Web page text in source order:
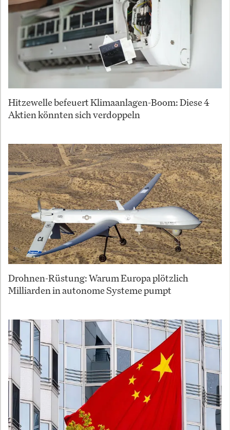
Hitzewelle befeuert Klimaanlagen-Boom: Diese 4
Aktien könnten sich verdoppeln
Drohnen-Rüstung: Warum Europa plötzlich
Milliarden in autonome Systeme pumpt